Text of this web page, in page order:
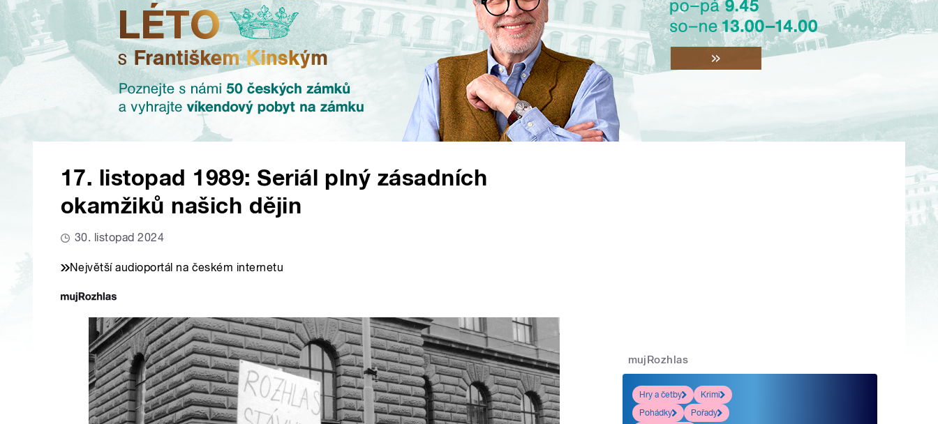
17. listopad 1989: Seriál plný zásadních
okamžiků našich dějin
30. listopad 2024
Největší audioportál na českém internetu
mujRozhlas
Hry a četby
Krimi
Pohádky
Pořady